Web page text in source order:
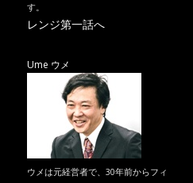
す。
レンジ第一話へ
Ume ウメ
ウメは元経営者で、30年前からフィ